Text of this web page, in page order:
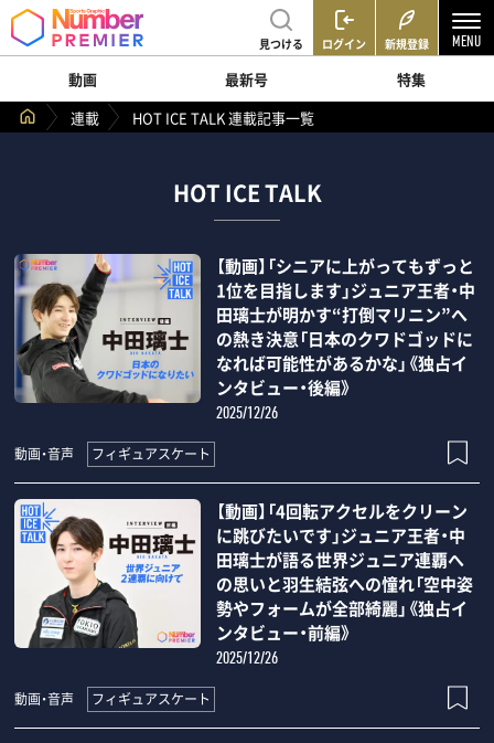
見つける ログイン 新規登録
動画 最新号
特集
連載
HOT ICE TALK 連載記事一覧
HOT ICE TALK
【動画】「シニアに上がってもずっと
1位を目指します」ジュニア王者・中
田璃士が明かす“打倒マリニン”へ
の熱き決意「日本のクワドゴッドに
なれば可能性があるかな」《独占イ
ンタビュー・後編》
2025/12/26
動画・音声 フィギュアスケート
【動画】「4回転アクセルをクリーン
に跳びたいです」ジュニア王者・中
田璃士が語る世界ジュニア連覇へ
の思いと羽生結弦への憧れ「空中姿
勢やフォームが全部綺麗」《独占イ
ンタビュー・前編》
2025/12/26
動画・音声 フィギュアスケート